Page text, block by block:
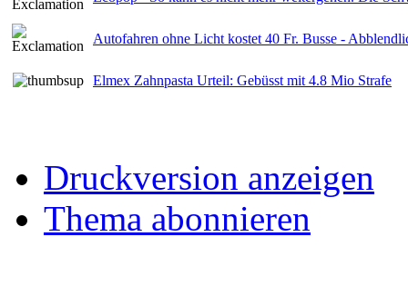
Autofahren ohne Licht kostet 40 Fr. Busse -
Elmex Zahnpasta Urteil: Gebüsst mit 4.8 Mio Strafe
Druckversion anzeigen
Thema abonnieren